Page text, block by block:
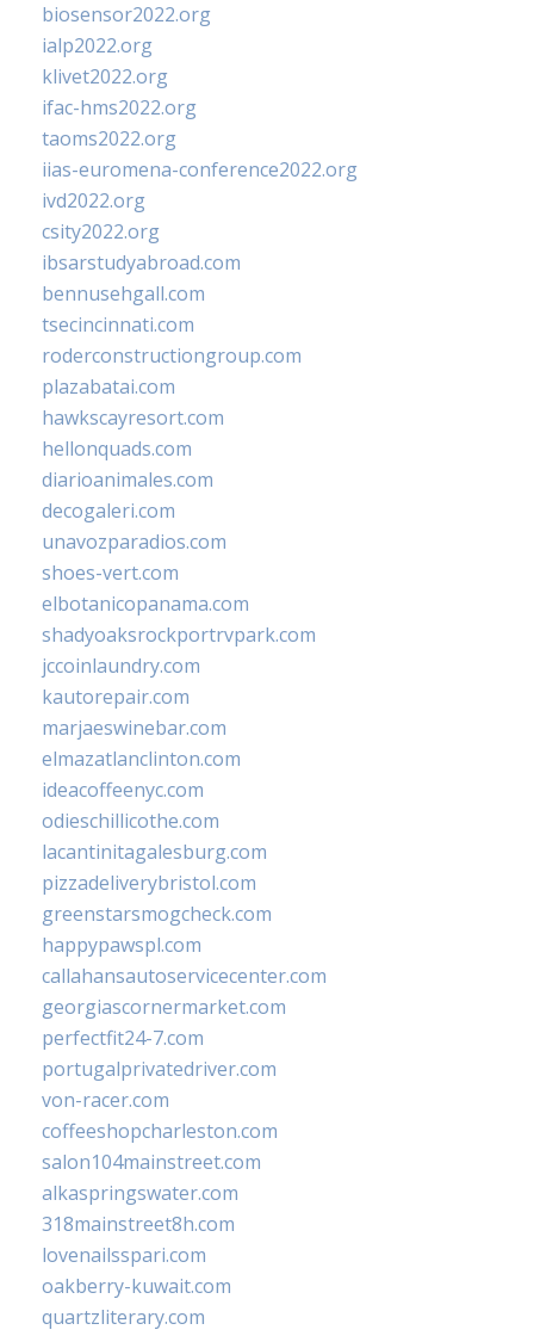
biosensor2022.org
ialp2022.org
klivet2022.org
ifac-hms2022.org
taoms2022.org
iias-euromena-conference2022.org
ivd2022.org
csity2022.org
ibsarstudyabroad.com
bennusehgall.com
tsecincinnati.com
roderconstructiongroup.com
plazabatai.com
hawkscayresort.com
hellonquads.com
diarioanimales.com
decogaleri.com
unavozparadios.com
shoes-vert.com
elbotanicopanama.com
shadyoaksrockportrvpark.com
jccoinlaundry.com
kautorepair.com
marjaeswinebar.com
elmazatlanclinton.com
ideacoffeenyc.com
odieschillicothe.com
lacantinitagalesburg.com
pizzadeliverybristol.com
greenstarsmogcheck.com
happypawspl.com
callahansautoservicecenter.com
georgiascornermarket.com
perfectfit24-7.com
portugalprivatedriver.com
von-racer.com
coffeeshopcharleston.com
salon104mainstreet.com
alkaspringswater.com
318mainstreet8h.com
lovenailsspari.com
oakberry-kuwait.com
quartzliterary.com